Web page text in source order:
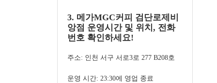
3. 메가MGC커피 검단로제비
앙점 운영시간 및 위치, 전화
번호 확인하세요!
주소: 인천 서구 서로3로 277 B208호
운영 시간: 23:30에 영업 종료